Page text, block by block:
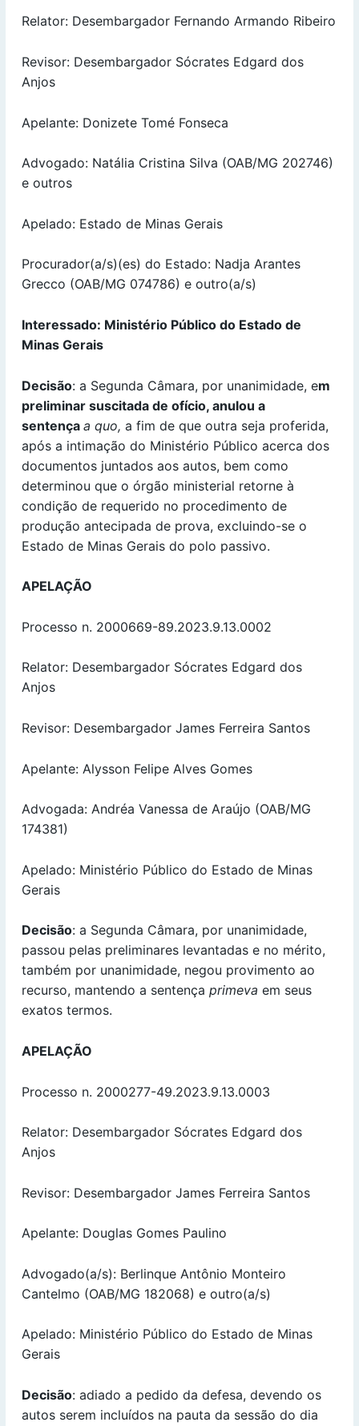
Relator: Desembargador Fernando Armando Ribeiro
Revisor: Desembargador Sócrates Edgard dos
Anjos
Apelante: Donizete Tomé Fonseca
Advogado: Natália Cristina Silva (OAB/MG 202746)
e outros
Apelado: Estado de Minas Gerais
Procurador(a/s)(es) do Estado: Nadja Arantes
Grecco (OAB/MG 074786) e outro(a/s)
Interessado: Ministério Público do Estado de
Minas Gerais
Decisão: a Segunda Câmara, por unanimidade, em
preliminar suscitada de ofício, anulou a
sentençaa quo, a fim de que outra seja proferida,
após a intimação do Ministério Público acerca dos
documentos juntados aos autos, bem como
determinou que o órgão ministerial retorne à
condição de requerido no procedimento de
produção antecipada de prova, excluindo-se o
Estado de Minas Gerais do polo passivo.
APELAÇÃO
Processo n. 2000669-89.2023.9.13.0002
Relator: Desembargador Sócrates Edgard dos
Anjos
Revisor: Desembargador James Ferreira Santos
Apelante: Alysson Felipe Alves Gomes
Advogada: Andréa Vanessa de Araújo (OAB/MG
174381)
Apelado: Ministério Público do Estado de Minas
Gerais
Decisão: a Segunda Câmara, por unanimidade,
passou pelas preliminares levantadas e no mérito,
também por unanimidade, negou provimento ao
recurso, mantendo a sentençaprimeva em seus
exatos termos.
APELAÇÃO
Processo n. 2000277-49.2023.9.13.0003
Relator: Desembargador Sócrates Edgard dos
Anjos
Revisor: Desembargador James Ferreira Santos
Apelante: Douglas Gomes Paulino
Advogado(a/s): Berlinque Antônio Monteiro
Cantelmo (OAB/MG 182068) e outro(a/s)
Apelado: Ministério Público do Estado de Minas
Gerais
Decisão: adiado a pedido da defesa, devendo os
autos serem incluídos na pauta da sessão do dia